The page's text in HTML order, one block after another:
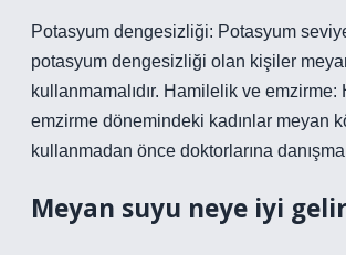
Potasyum dengesizliği: Potasyum
potasyum dengesizliği olan kişiler
kullanmamalıdır. Hamilelik ve
emzirme dönemindeki kadınlar meyan
kullanmadan önce doktorlarına
Meyan suyu neye iyi